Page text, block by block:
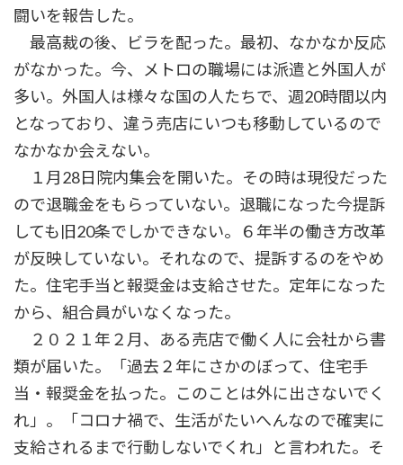
闘いを報告した。
最高裁の後、ビラを配った。最初、なかなか反応
がなかった。今、メトロの職場には派遣と外国人が
多い。外国人は様々な国の人たちで、週20時間以内
となっており、違う売店にいつも移動しているので
なかなか会えない。
１月28日院内集会を開いた。その時は現役だった
ので退職金をもらっていない。退職になった今提訴
しても旧20条でしかできない。６年半の働き方改革
が反映していない。それなので、提訴するのをやめ
た。住宅手当と報奨金は支給させた。定年になった
から、組合員がいなくなった。
２０２１年２月、ある売店で働く人に会社から書
類が届いた。「過去２年にさかのぼって、住宅手
当・報奨金を払った。このことは外に出さないでく
れ」。「コロナ禍で、生活がたいへんなので確実に
支給されるまで行動しないでくれ」と言われた。そ